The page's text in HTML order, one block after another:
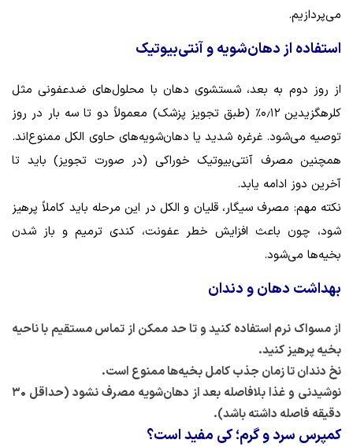
می‌پردازیم.
استفاده از دهان‌شویه و آنتی‌بیوتیک
از روز دوم به بعد، شستشوی دهان با محلول‌های ضدعفونی مثل
کلرهگزیدین ۰٫۱۲٪ (طبق تجویز پزشک) معمولاً دو تا سه بار در روز
توصیه می‌شود. غرغره شدید یا دهان‌شویه‌های حاوی الکل ممنوع‌اند.
همچنین مصرف آنتی‌بیوتیک خوراکی (در صورت تجویز) باید تا
آخرین دوز ادامه یابد.
نکته مهم: مصرف سیگار، قلیان و الکل در این مرحله باید کاملاً پرهیز
شود، چون باعث افزایش خطر عفونت، کندی ترمیم و باز شدن
بخیه‌ها می‌شود.
بهداشت دهان و دندان
از مسواک نرم استفاده کنید و تا حد ممکن از تماس مستقیم با ناحیه
بخیه پرهیز کنید.
نخ دندان تا زمان جذب کامل بخیه‌ها ممنوع است.
نوشیدنی و غذا بلافاصله بعد از دهان‌شویه مصرف نشود (حداقل ۳۰
دقیقه فاصله داشته باشد).
کمپرس سرد و گرم؛ کی مفید است؟